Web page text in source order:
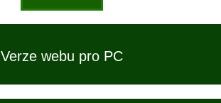
Verze webu pro PC